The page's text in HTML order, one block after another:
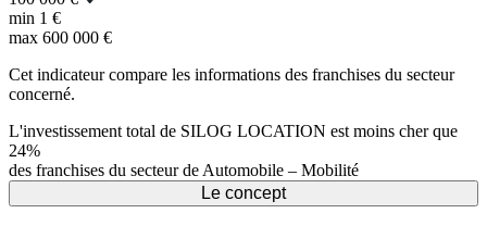
min 1 €
max 600 000 €
Cet indicateur compare les informations des franchises du secteur
concerné.
L'investissement total de SILOG LOCATION est moins cher que
24%
des franchises du secteur de Automobile – Mobilité
Le concept